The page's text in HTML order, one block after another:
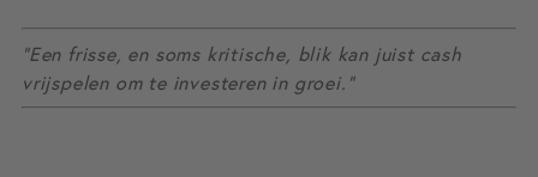
“Een frisse, en soms kritische, blik kan juist cash
vrijspelen om te investeren in groei.”